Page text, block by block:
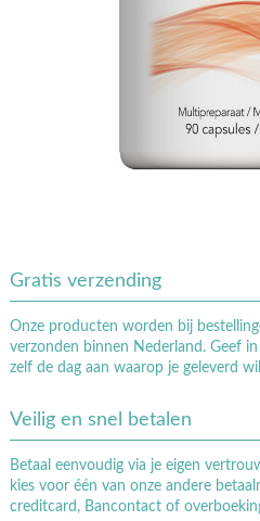
Gratis verzending
Onze producten worden bij
verzonden binnen Nederland. Geef
zelf de dag aan waarop je geleverd
Veilig en snel betalen
Betaal eenvoudig via je eigen
kies voor één van onze andere
creditcard, Bancontact of